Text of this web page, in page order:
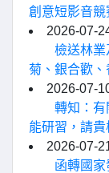
創意短影音競
2026-07-
檢送林業
菊、銀合歡、
2026-07-
轉知：有
能研習，請貴
2026-07-
函轉國家